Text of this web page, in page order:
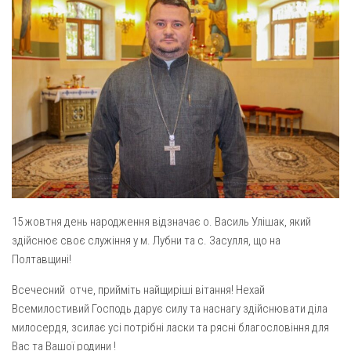
Архистратига Михаїла (м. Люботин)
Покрови Пресвятої Богородиці (с. Вільча)
Преображенська парафія (м. Лозова)
Парафія Благовіщення Пресвятої Богородиці (смт
Золочів)
Парафія Різдва Пресвятої Богородиці м. Берестин
(Красноград)
Парохії Полтавської області
Пресвятої Трійці (м. Полтава)
Всіх Святих українського народу (м. Полтава)
Свято-Юріївська парафія (м. Полтава)
Благовіщення Пресвятої Богородиці (с. Шевченки)
Введення у храм Пресвятої Богородиці (с. Дашківка)
Газета Християнський голос
Надруковані числа
Молитви
Галерея
Рух pro-life
15 жовтня день народження відзначає о. Василь Улішак, який
здійснює своє служіння у м. Лубни та с. Засулля, що на
Полтавщині!
Всечесний отче, прийміть найщиріші вітання! Нехай
Всемилостивий Господь дарує силу та наснагу здійснювати діла
милосердя, зсилає усі потрібні ласки та рясні благословіння для
Вас та Вашої родини !